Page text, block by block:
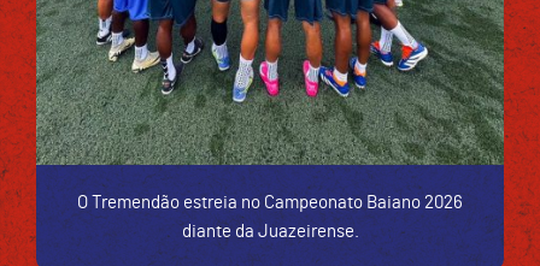
O Tremendão estreia no Campeonato Baiano 2026
diante da Juazeirense.